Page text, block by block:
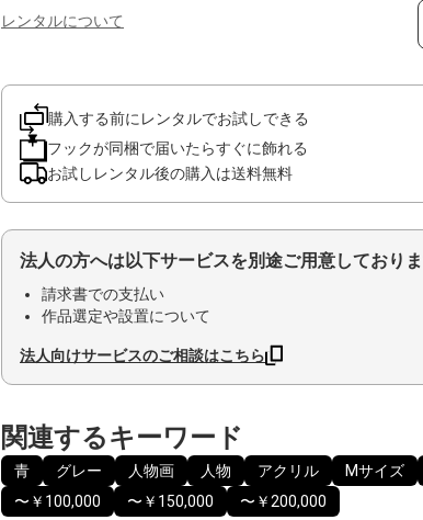
レンタルについて
購入する前にレンタルでお試しできる
フックが同梱で届いたらすぐに飾れる
お試しレンタル後の購入は送料無料
法人の方へは以下サービスを別途ご用意しており
請求書での支払い
作品選定や設置について
法人向けサービスのご相談はこちら
関連するキーワード
青 グレー 人物画 人物 アクリル Mサイズ
〜￥100,000
〜￥150,000 〜￥200,000